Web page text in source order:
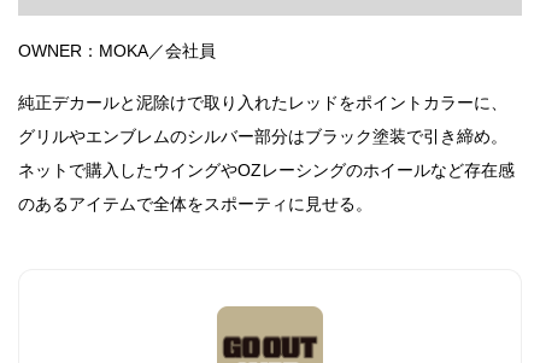
OWNER：MOKA／会社員
純正デカールと泥除けで取り入れたレッドをポイントカラーに、
グリルやエンブレムのシルバー部分はブラック塗装で引き締め。
ネットで購入したウイングやOZレーシングのホイールなど存在感
のあるアイテムで全体をスポーティに見せる。